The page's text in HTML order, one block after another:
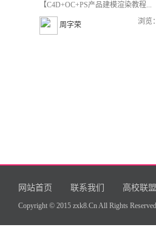
【C4D+OC+PS产品建模渲染教程...
周字荣 浏览
网站首页 联系我们 高校联盟
Copyright © 2015 zxk8.Cn All Rights Reserved